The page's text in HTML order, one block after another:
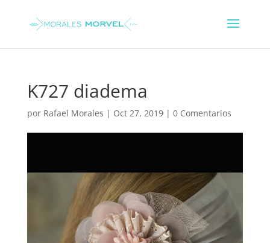
K727 diadema
por Rafael Morales | Oct 27, 2019| 0 Comentarios